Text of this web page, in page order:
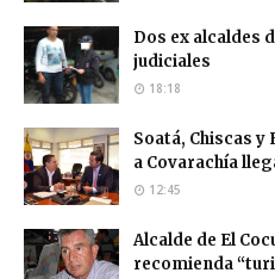
Dos ex alcaldes
judiciales
18:18
Soatá, Chiscas
a Covarachía
12:45
Alcalde de El
recomienda